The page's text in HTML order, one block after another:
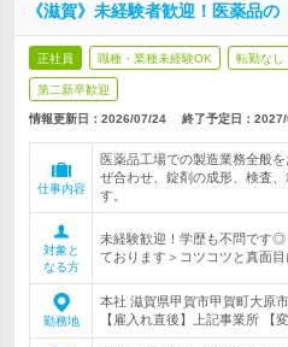
《滋賀》未経験者歓迎！医薬品
正社員 職種・業種未経験OK 転勤なし
第二新卒歓迎
情報更新日：2026/07/24 終了予定日：
仕事内容
医薬品工場での製造業務全般
ぜ合わせ、錠剤の成形、検査
す。
対象と
なる方
未経験歓迎！学歴も不問です◎
ております＞コツコツと真面
勤務地
本社 滋賀県甲賀市甲賀町大原
【雇入れ直後】上記事業所 【